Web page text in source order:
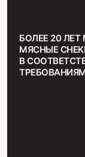
БОЛЕЕ 20
МЯСНЫЕ
В